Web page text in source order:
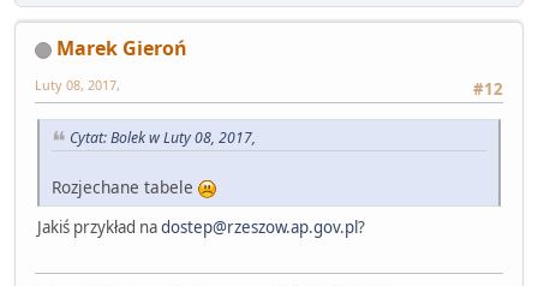
Marek Gieroń
#12
Luty 08, 2017,
Cytat: Bolek w Luty 08, 2017,
Rozjechane tabele
Jakiś przykład nadostep@rzeszow.ap.gov.pl?